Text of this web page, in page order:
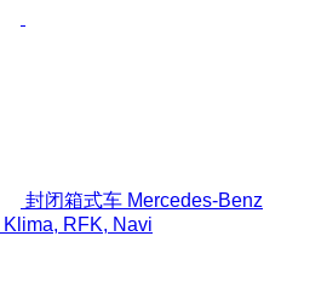
封闭箱式车 Mercedes-Benz
RFK, Navi